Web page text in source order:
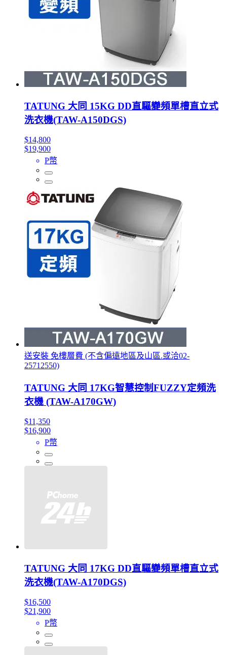
TATUNG 大同 15KG DD直驅變頻單槽直立式
洗衣機(TAW-A150DGS)
$14,800
$19,900
P幣
送安裝 免樓層費 (不含偏遠地區及山區.或洽02-
25712550)
TATUNG 大同 17KG智慧控制FUZZY定頻洗
衣機 (TAW-A170GW)
$11,350
$16,900
P幣
TATUNG 大同 17KG DD直驅變頻單槽直立式
洗衣機(TAW-A170DGS)
$16,500
$21,900
P幣